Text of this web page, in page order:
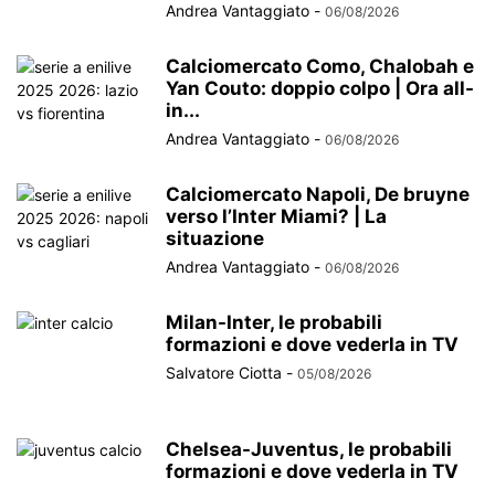
Andrea Vantaggiato - 06/08/2026
Calciomercato Como, Chalobah e
Yan Couto: doppio colpo | Ora all-
in...
Andrea Vantaggiato - 06/08/2026
Calciomercato Napoli, De bruyne
verso l’Inter Miami? | La
situazione
Andrea Vantaggiato - 06/08/2026
Milan-Inter, le probabili
formazioni e dove vederla in TV
Salvatore Ciotta - 05/08/2026
Chelsea-Juventus, le probabili
formazioni e dove vederla in TV